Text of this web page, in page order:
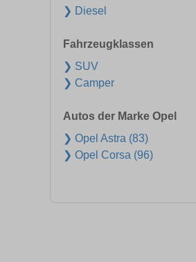
❯ Diesel
Fahrzeugklassen
❯ SUV
❯ Camper
Autos der Marke Opel
❯ Opel Astra (83)
❯ Opel Corsa (96)